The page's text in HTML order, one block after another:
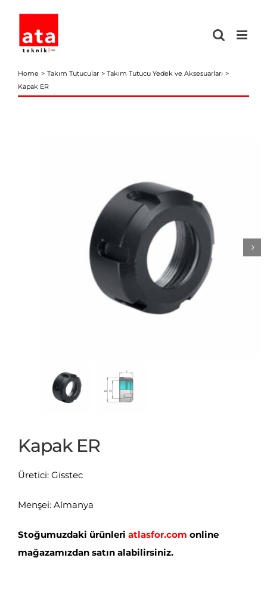
content
Home Takım Tutucular
Takım Tutucu Yedek ve Aksesuarları
Kapak ER
Kapak ER
Üretici: Gisstec
Menşei: Almanya
Stoğumuzdaki ürünleri atlasfor.com online
mağazamızdan satın alabilirsiniz.